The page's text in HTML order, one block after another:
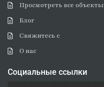
Просмотреть все объекты
Блог
Свяжитесь с
О нас
Социальные ссылки